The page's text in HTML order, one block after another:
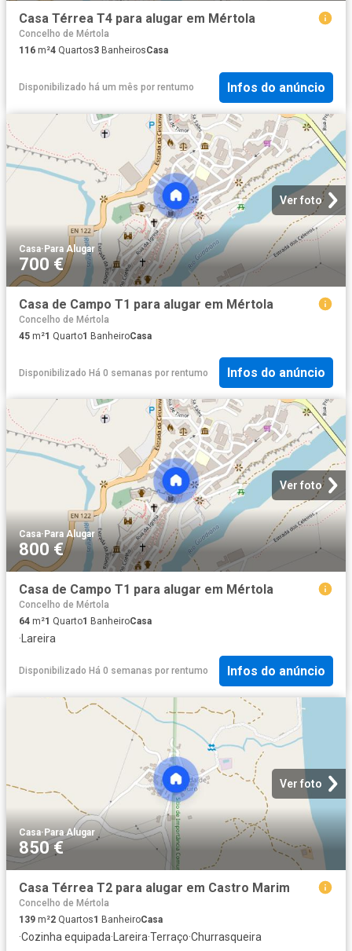
Casa Térrea T4 para alugar em Mértola
Concelho de Mértola
116 m²4 Quartos3 BanheirosCasa
Disponibilizado há um mês por rentumo Infos do anúncio
Ver foto
Casa·Para Alugar
700 €
Casa de Campo T1 para alugar em Mértola
Concelho de Mértola
45 m²1 Quarto1 BanheiroCasa
Disponibilizado Há 0 semanas por rentumo Infos do anúncio
Ver foto
Casa· Para Alugar
800 €
Casa de Campo T1 para alugar em Mértola
Concelho de Mértola
64 m²1 Quarto1 BanheiroCasa
·Lareira
Disponibilizado Há 0 semanas por rentumo Infos do anúncio
Ver foto
Casa· Para Alugar
850 €
Casa Térrea T2 para alugar em Castro Marim
Concelho de Mértola
139 m²2 Quartos1 BanheiroCasa
·Cozinha equipada· Lareira·Terraço·Churrasqueira